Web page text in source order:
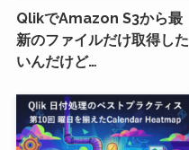
QlikでAmazon S3から最
新のファイルだけ取得した
いんだけど…